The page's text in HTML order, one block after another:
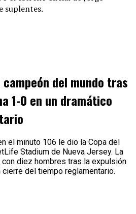
suplentes.
campeón del mundo tras
1-0 en un dramático
el minuto 106 le dio la Copa del
Stadium de Nueva Jersey. La
diez hombres tras la expulsión
del tiempo reglamentario.